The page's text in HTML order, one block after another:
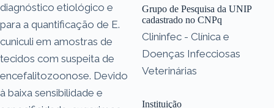
diagnóstico etiológico e
para a quantificação de E.
cuniculi em amostras de
tecidos com suspeita de
encefalitozoonose. Devido
à baixa sensibilidade e
Grupo de Pesquisa da UNIP
cadastrado no CNPq
Clininfec - Clínica e
Doenças Infecciosas
Veterinárias
Instituição